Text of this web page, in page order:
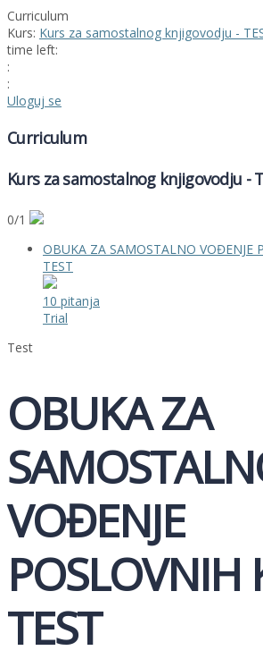
Curriculum
Kurs: Kurs za samostalnog knjigovodju -
time left:
:
:
Uloguj se
Curriculum
Kurs za samostalnog knjigovodju -
0/1
OBUKA ZA SAMOSTALNO VOĐENJE
TEST
10 pitanja
Trial
Test
OBUKA ZA
VOĐENJE
POSLOVNIH
TEST